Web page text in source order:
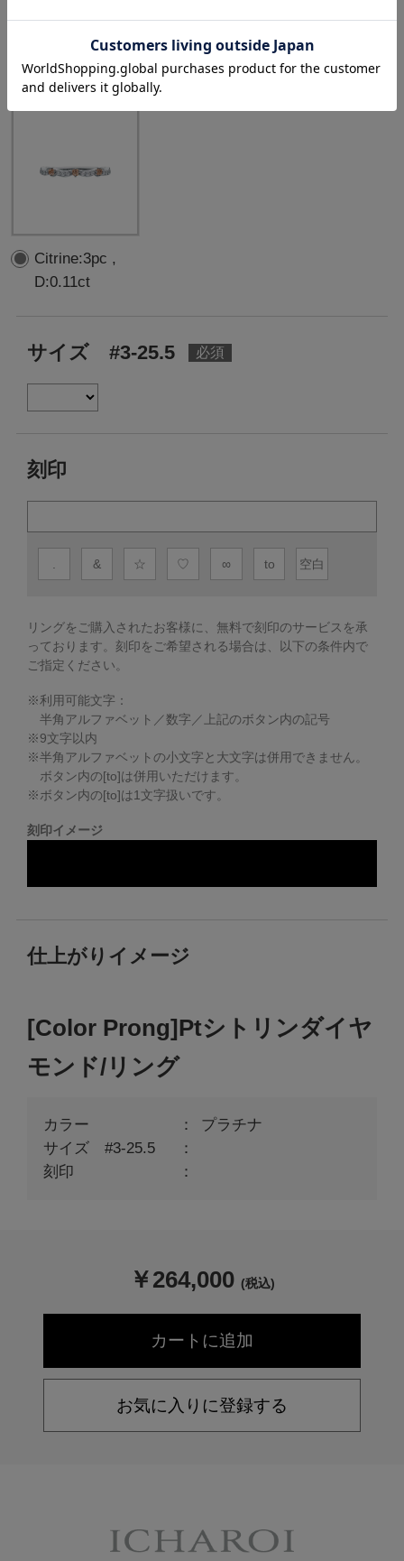
選択中の中石 ： Citrine:3pc ,
D:0.11ct
Citrine:3pc ,
D:0.11ct
サイズ #3-25.5
刻印
& ☆ ♡ ∞ to 空白
リングをご購入されたお客様に、無料で刻印のサービスを承
っております。 刻印をご希望される場合は、以下の条件内で
ご指定ください。
※利用可能文字：
半角アルファベット／数字／上記のボタン内の記号
※9文字以内
※半角アルファベットの小文字と大文字は併用できません。
ボタン内の[to]は併用いただけます。
※ボタン内の[to]は1文字扱いです。
刻印イメージ
仕上がりイメージ
[Color Prong]Ptシトリンダイヤ
モンド/リング
カラー
プラチナ
サイズ #3-25.5
刻印
￥264,000 (税込)
お気に入りに登録する